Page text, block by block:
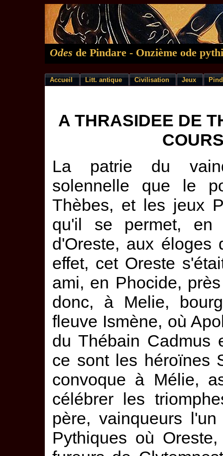
Odes de Pindare - Onzième ode
Accueil Litt. antique Civilisation Jeux
A THRASIDEE DE
La patrie du
solennelle que le
Thèbes, et les jeux
qu'il se permet, en
d'Oreste, aux éloges
effet, cet Oreste
ami, en Phocide,
donc, à Melie,
fleuve Ismène, où
du Thébain Cadmus
ce sont les héroïnes
convoque à Mélie,
célébrer les
père, vainqueurs
Pythiques où